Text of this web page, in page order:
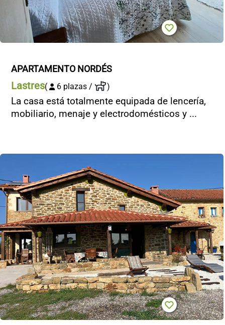
APARTAMENTO NORDÉS
Lastres( 6 plazas / )
La casa está totalmente equipada de lencería,
mobiliario, menaje y electrodomésticos y ...